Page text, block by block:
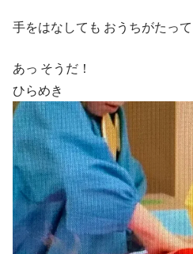
手をはなしても おうちがたっ
あっ そうだ！
ひらめき